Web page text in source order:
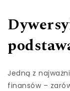
Jedną z
finansów –